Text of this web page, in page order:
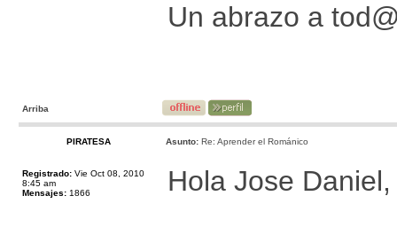
Un abrazo a
Arriba
PIRATESA Asunto: Re: Aprender el Románico
Registrado: Vie Oct 08, 2010
8:45 am
Mensajes: 1866 Hola Jose